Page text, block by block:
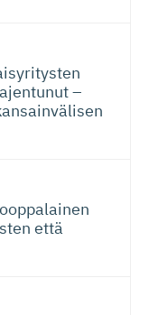
–
että